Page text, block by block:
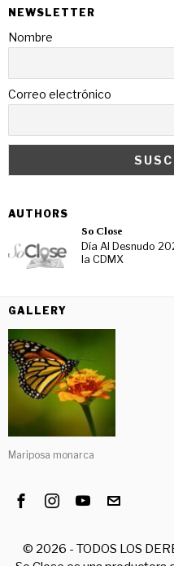
NEWSLETTER
Nombre
Correo electrónico
AUTHORS
So Close
Día Al Desnudo
la CDMX
GALLERY
Mariposa monarca
© 2026 - TODOS LOS